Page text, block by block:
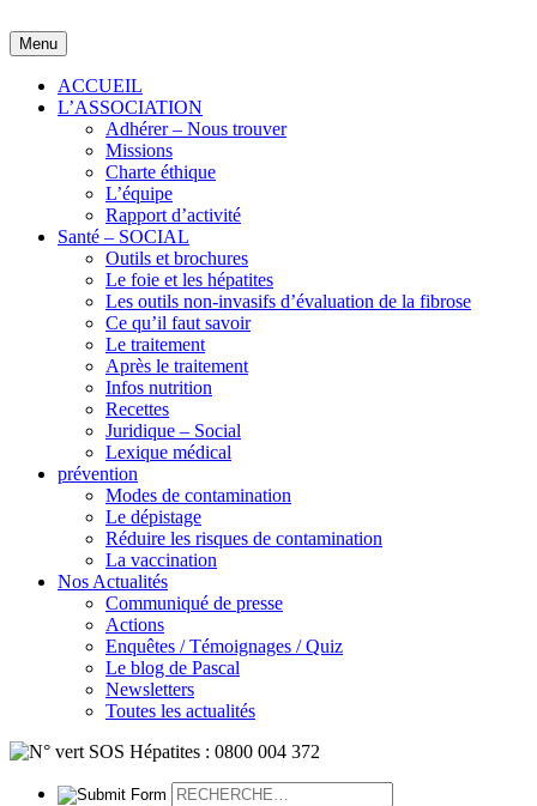
to
content
Menu
ACCUEIL
L’ASSOCIATION
Adhérer – Nous trouver
Missions
Charte éthique
L’équipe
Rapport d’activité
Santé – SOCIAL
Outils et brochures
Le foie et les hépatites
Les outils non-invasifs d’évaluation de la fibrose
Ce qu’il faut savoir
Le traitement
Après le traitement
Infos nutrition
Recettes
Juridique – Social
Lexique médical
prévention
Modes de contamination
Le dépistage
Réduire les risques de contamination
La vaccination
Nos Actualités
Communiqué de presse
Actions
Enquêtes / Témoignages / Quiz
Le blog de Pascal
Newsletters
Toutes les actualités